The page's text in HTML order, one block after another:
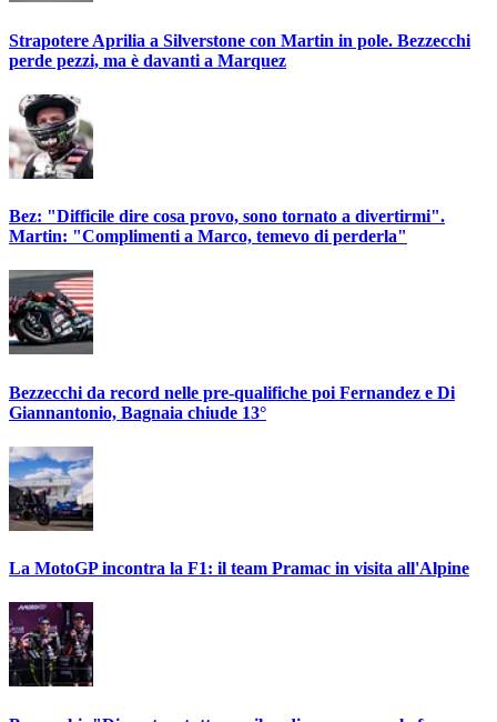
Strapotere Aprilia a Silverstone con Martin in pole. Bezzecchi
perde pezzi, ma è davanti a Marquez
Bez: "Difficile dire cosa provo, sono tornato a divertirmi".
Martin: "Complimenti a Marco, temevo di perderla"
Bezzecchi da record nelle pre-qualifiche poi Fernandez e Di
Giannantonio, Bagnaia chiude 13°
La MotoGP incontra la F1: il team Pramac in visita all'Alpine